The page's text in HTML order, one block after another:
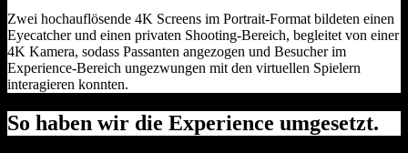
Zwei hochauflösende 4K Screens im Portrait‑Format bildeten einen
Eyecatcher und einen privaten Shooting‑Bereich, begleitet von einer
4K Kamera, sodass Passanten angezogen und Besucher im
Experience‑Bereich ungezwungen mit den virtuellen Spielern
interagieren konnten.
So haben wir die Experience umgesetzt.